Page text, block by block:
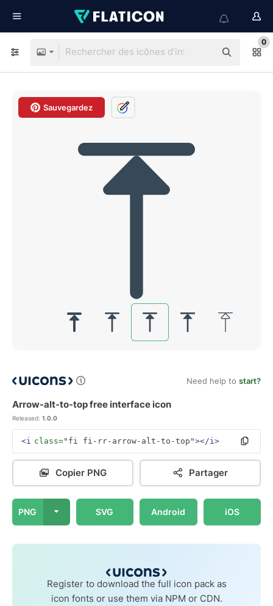
0
Sauvegardez
Need help to start?
Arrow-alt-to-top free interface icon
Released: 1.0.0
<i class="fi fi-rr-arrow-alt-to-top"></i>
Copier PNG Partager
PNG SVG Android iOS
Register to download the full icon pack as
icon fonts or use them via NPM or CDN.